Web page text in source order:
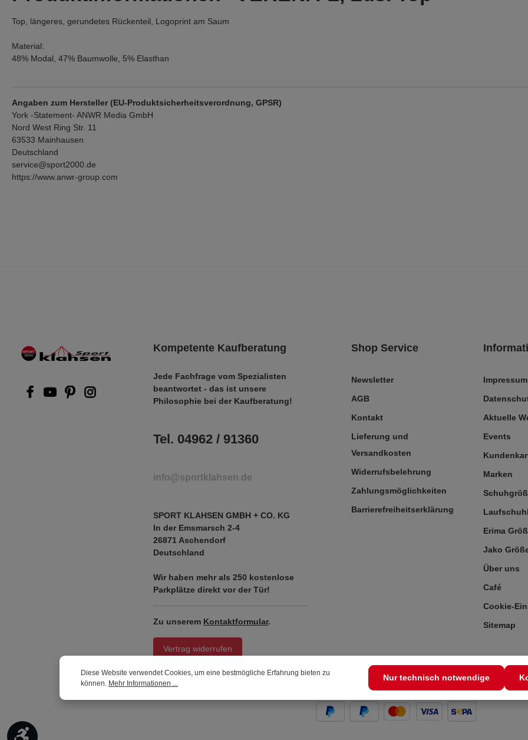
Top, längeres, gerundetes Rückenteil, Logoprint am Saum
Material:
48% Modal, 47% Baumwolle, 5% Elasthan
Angaben zum Hersteller (EU-Produktsicherheitsverordnung, GPSR)
York -Statement- ANWR Media GmbH
Nord West Ring Str. 11
63533 Mainhausen
Deutschland
service@sport2000.de
https://www.anwr-group.com
Kompetente Kaufberatung
Jede Fachfrage vom Spezialisten
beantwortet - das ist unsere
Philosophie bei der Kaufberatung!
Tel. 04962 / 91360
info@sportklahsen.de
SPORT KLAHSEN GMBH + CO. KG
In der Emsmarsch 2-4
26871 Aschendorf
Deutschland
Wir haben mehr als 250 kostenlose
Parkplätze direkt vor der Tür!
Zu unserem Kontaktformular.
Vertrag widerrufen
Shop Service
Newsletter
AGB
Kontakt
Lieferung und
Versandkosten
Widerrufsbelehrung
Zahlungsmöglichkeiten
Barrierefreiheitserklärung
Impressum
Aktuelle
Events
Marken
Erima
Jako
Über uns
Café
Cookie-
Sitemap
Werkzeugleiste anzeigen
Diese Website verwendet Cookies, um eine bestmögliche Erfahrung bieten zu
können. Mehr Informationen ...
Nur technisch notwendige